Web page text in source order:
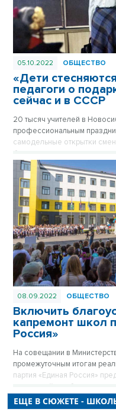
05.10.2022 ОБЩЕСТВО
«Дети
педагоги о
сейчас и в СССР
20 тысяч учителей в
профессиональным
самодельные открытки
букетами от
учителя, выяснил VN.ru.
08.09.2022 ОБЩЕСТВО
Включить
капремонт школ
Россия»
На совещании в
промежуточным итогам
партия «Единая Россия»
территорий в работы по
создать реестр
срывают сроки проведения
ЕЩЕ В СЮЖЕТЕ -